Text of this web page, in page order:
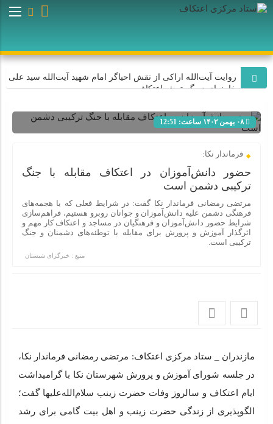
روایت آیت‌الله اراکی از نقش احیاگر امام شهید آیت‌الله سید علی
خامنه‌ای در گسترش اعتکاف
اعتکاف با هدایت امام شهید آیت‌الله سید علی خامنه‌ای به یک
جریان عظیم اجتماعی و میلیونی تبدیل شد
روایت سردار فلاح‌زاده از نقش احیاگر اعتکاف، رهبر شهید انقلاب
در شکوفایی اعتکاف
اعتکاف به برکت هدایت‌های رهبر شهید انقلاب به یک نهاد اجتماعی
و منبع قدرت تبدیل شده است
امام شهید آیت‌الله خامنه‌ای با احیای سنت اعتکاف، معنویت را در
سخنان حجت‌الاسلام تکیه‌ای در آستانه برگزاری مراسم تشییع
۰۸ بهمن ۱۴۰۲ ساعت: 12:51
فرماندار نکا:
حضور دانش‌آموزان در اعتکاف مقابله با جنگ
ترکیبی دشمن است
مرتضی رمضانی فرماندار نکا گفت: در شرایط فعلی که با هجمه‌های
فرهنگی دشمن علیه دانش‌آموزان و جوانان روبرو هستیم، فراهم‌سازی
شرایط حضور دانش‌آموزان و فرهنگیان در مساجد و اعتکاف کار مهم و
اثرگذار آموزش و پرورش برای مقابله با توطئه‌های دشمنان و جنگ
ترکیبی است.
منبع : خبرگزای شبستان
مازندران _ ستاد مرکزی اعتکاف: مرتضی رمضانی فرماندار نکا،
در جلسه شورای آموزش و پرورش شهرستان نکا با گرامیداشت
ایام اعتکاف و سالروز وفات حضرت زینب سلام‌الله‌علیها گفت؛
الگوپذیری از زندگی حضرت زینب و اهل بیت گامی برای رشد